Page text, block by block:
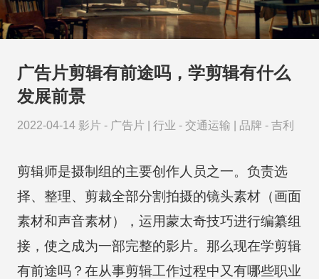
广告片剪辑有前途吗，学剪辑有什么
发展前景
2022-04-14 影片 - 广告片 行业 - 交通运输 品牌 - 吉利
剪辑师是摄制组的主要创作人员之一。负责选
择、整理、剪裁全部分割拍摄的镜头素材（画面
素材和声音素材），运用蒙太奇技巧进行编纂组
接，使之成为一部完整的影片。那么现在学剪辑
有前途吗？在从事剪辑工作过程中又有哪些职业